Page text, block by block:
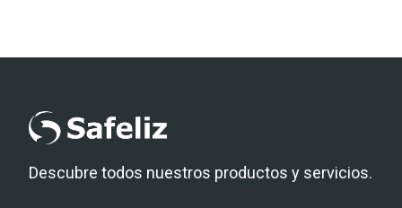
Descubre todos nuestros productos y servicios.